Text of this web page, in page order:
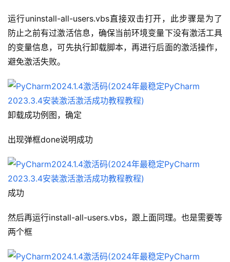
运行uninstall-all-users.vbs直接双击打开，此步骤是为了
防止之前有过激活信息，确保当前环境变量下没有激活工具
的变量信息，可先执行卸载脚本，再进行后面的激活操作，
避免激活失败。
卸载成功例图，确定
出现弹框done说明成功
成功
然后再运行install-all-users.vbs，跟上面同理。也是需要等
两个框